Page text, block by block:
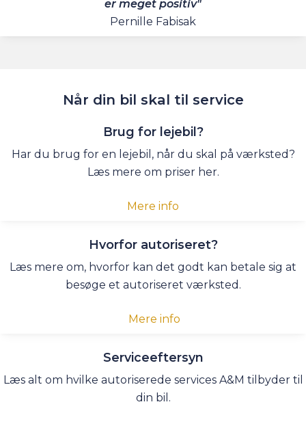
er meget positiv"
Pernille Fabisak
Når din bil skal til service
Brug for lejebil?
Har du brug for en lejebil, når du skal på værksted?
Læs mere om priser her.
Mere info
Hvorfor autoriseret?
Læs mere om, hvorfor kan det godt kan betale sig at
besøge et autoriseret værksted.
Mere info
Serviceeftersyn
Læs alt om hvilke autoriserede services A&M tilbyder til
din bil.